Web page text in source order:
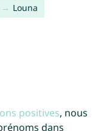
Louna
positives, nous
dans